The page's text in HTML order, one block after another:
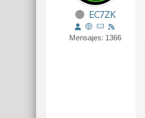
EC7ZK
Mensajes: 1366